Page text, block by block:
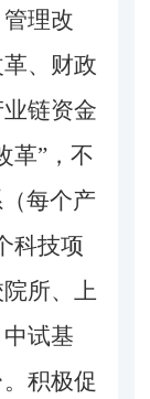
理改
、财政
链资金
革”，不
（每个产
科技项
所、上
试基
积极促